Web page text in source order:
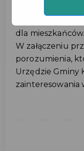
Karty
dla mieszkańców.
W załączeniu
porozumienia,
Urzędzie Gminy
zainteresowania